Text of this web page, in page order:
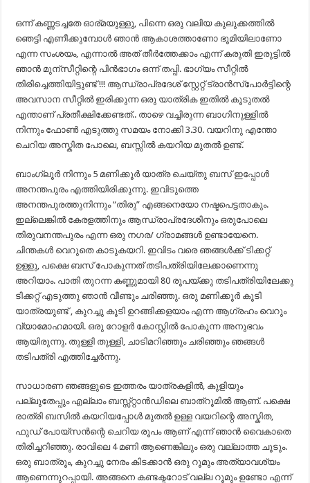
ഒന്ന് കണ്ണടച്ചതേ ഓര്മയുള്ളു, പിന്നെ ഒരു വലിയ കുലുക്കത്തിൽ
ഞെട്ടി എണീക്കുമ്പോൾ ഞാൻ ആകാശത്താണോ ഭൂമിയിലാണോ
എന്ന സംശയം, എന്നാൽ അത് തീർത്തേക്കാം എന്ന് കരുതി ഇരുട്ടിൽ
ഞാൻ മുന്സീറ്റിന്റെ പിൻഭാഗം ഒന്ന് തപ്പി. ഭാഗ്യം സീറ്റിൽ
തിരിച്ചെത്തിയിട്ടുണ്ട് !!! ആന്ധ്രാപ്രദേശ് സ്റ്റേറ്റ് ട്രാൻസ്പോർട്ടിന്റെ
അവസാന സീറ്റിൽ ഇരിക്കുന്ന ഒരു യാത്രിക ഇതിൽ കൂടുതൽ
എന്താണ് പ്രതീക്ഷിക്കേണ്ടത്.. താഴെ വച്ചിരുന്ന ബാഗിനുള്ളിൽ
നിന്നും ഫോൺ എടുത്തു സമയം നോക്കി 3.30. വയറിനു എന്തോ
ചെറിയ അസ്കിത പോലെ, ബസ്സിൽ കയറിയ മുതൽ ഉണ്ട്.
ബാംഗ്ലൂർ നിന്നും 5 മണിക്കൂർ യാത്ര ചെയ്തു ബസ് ഇപ്പോൾ
അനന്തപുരം എത്തിയിരിക്കുന്നു. ഇവിടുത്തെ
അനന്തപുരത്തുനിന്നും “തിരു” എങ്ങനെയോ നഷ്ടപെട്ടതാകും.
ഇല്ലെങ്കിൽ കേരളത്തിനും ആന്ധ്രാപ്രദേശിനും ഒരുപോലെ
തിരുവനന്തപുരം എന്ന ഒരു നഗര/ ഗ്രാമങ്ങൾ ഉണ്ടായേനെ.
ചിന്തകൾ വെറുതെ കാടുകയറി. ഇവിടം വരെ ഞങ്ങൾക്ക് ടിക്കറ്റ്
ഉള്ളു, പക്ഷെ ബസ് പോകുന്നത് തടിപത്രിയിലേക്കാണെന്നു
അറിയാം. പാതി തുറന്ന കണ്ണുമായി 80 രൂപയ്ക്കു തടിപത്രിയിലേക്കു
ടിക്കറ്റ് എടുത്തു ഞാൻ വീണ്ടും ചരിഞ്ഞു. ഒരു മണിക്കൂർ കൂടി
യാത്രയുണ്ട് , കുറച്ചു കൂടി ഉറങ്ങിക്കളയാം എന്ന ആഗ്രഹം വെറും
വ്യാമോഹമായി. ഒരു റോളർ കോസ്റ്റിൽ പോകുന്ന അനുഭവം
ആയിരുന്നു. തുള്ളി തുള്ളി, ചാടിമറിഞ്ഞും ചരിഞ്ഞും ഞങ്ങൾ
തടിപത്രി എത്തിച്ചേർന്നു.
സാധാരണ ഞങ്ങളുടെ ഇത്തരം യാത്രകളിൽ, കുളിയും
പല്ലുതേപ്പും എല്ലാം ബസ്സ്റ്റാൻഡിലെ ബാത്‌റൂമിൽ ആണ്. പക്ഷെ
രാത്രി ബസിൽ കയറിയപ്പോൾ മുതൽ ഉള്ള വയറിന്റെ അസ്കിത,
ഫുഡ് പോയ്സൻന്റെ ചെറിയ രൂപം ആണ് എന്ന് ഞാൻ വൈകാതെ
തിരിച്ചറിഞ്ഞു. രാവിലെ 4 മണി ആണെങ്കിലും ഒരു വല്ലാത്ത ചൂടും.
ഒരു ബാത്രൂം, കുറച്ചു നേരം കിടക്കാൻ ഒരു റൂമും അത്യാവശ്യം
ആണെന്നുറപ്പായി. അങ്ങനെ കണ്ടക്ടറോട് വല്ല റൂമും ഉണ്ടോ എന്ന്